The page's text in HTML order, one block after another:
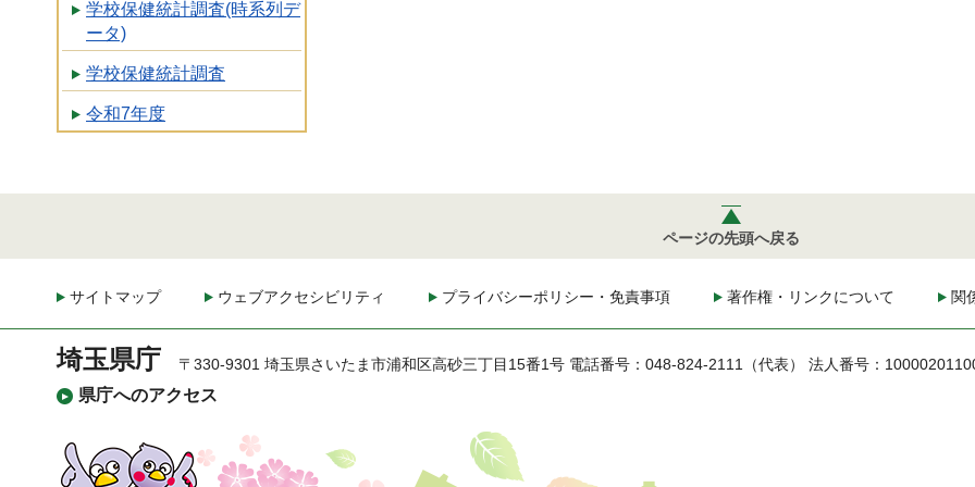
学校保健統計調査(時系列デ
ータ)
学校保健統計調査
令和7年度
ページの先頭へ戻る
サイトマップ ウェブアクセシビリティ プライバシーポリシー・免責事項 著作権・リンクについて 関
埼玉県庁
県庁へのアクセス
〒330-9301 埼玉県さいたま市浦和区高砂三丁目15番1号 電話番号：048-824-2111（代表） 法人番号：